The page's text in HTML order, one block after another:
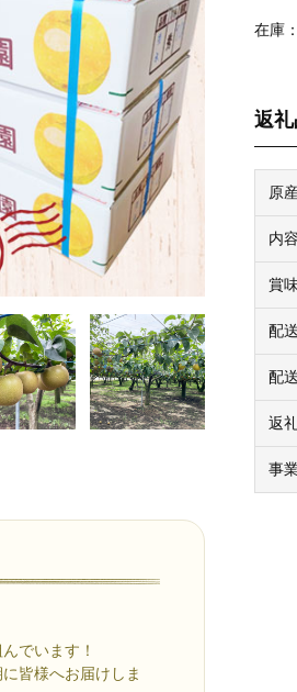
でいます！
皆様へお届けしま
在庫：
返
原
内
賞
配
配送
返
事